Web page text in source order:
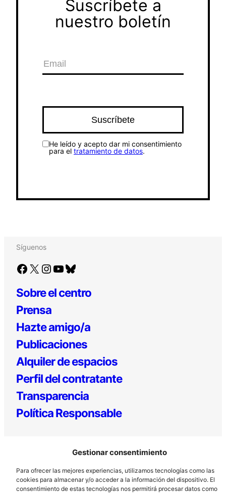
Gestionar consentimiento
Para ofrecer las mejores experiencias, utilizamos tecnologías como las
cookies para almacenar y/o acceder a la información del dispositivo. El
consentimiento de estas tecnologías nos permitirá procesar datos como
Suscríbete a
nuestro boletín
He leído y acepto dar mi consentimiento
para el tratamiento de datos.
Síguenos
Facebook X Instagram YouTube Bluesky
Sobre el centro
Prensa
Hazte amigo/a
Publicaciones
Alquiler de espacios
Perfil del contratante
Transparencia
Política Responsable